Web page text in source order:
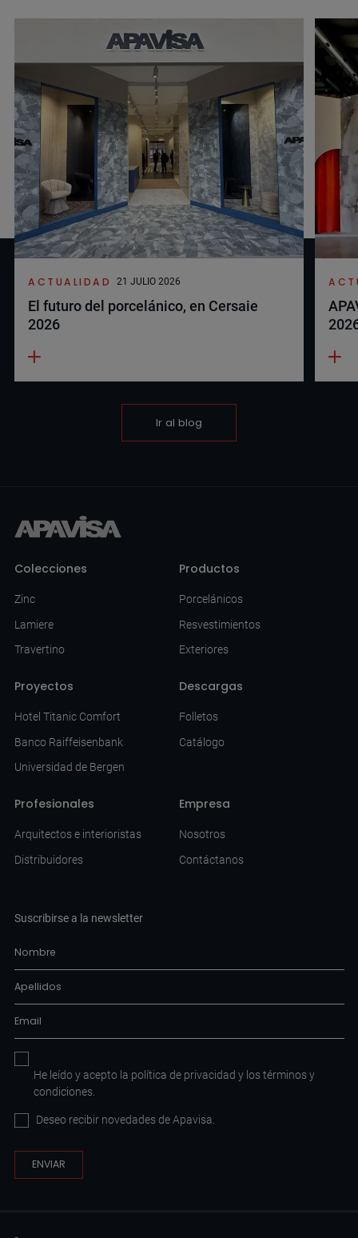
ACTUALIDAD 21 JULIO 2026
El futuro del porcelánico, en Cersaie
2026
Ir al blog
Colecciones
Zinc
Lamiere
Travertino
Productos
Porcelánicos
Resvestimientos
Exteriores
Proyectos
Hotel Titanic Comfort
Banco Raiffeisenbank
Universidad de Bergen
Descargas
Folletos
Catálogo
Profesionales
Arquitectos e interioristas
Distribuidores
Empresa
Nosotros
Contáctanos
Suscribirse a la newsletter
He leído y acepto la política de privacidad y lostérminos y
condiciones
Deseo recibir novedades de Apavisa.